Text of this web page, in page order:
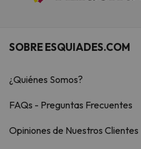
SOBRE ESQUIADES.COM
¿Quiénes Somos?
FAQs - Preguntas Frecuentes
Opiniones de Nuestros Clientes